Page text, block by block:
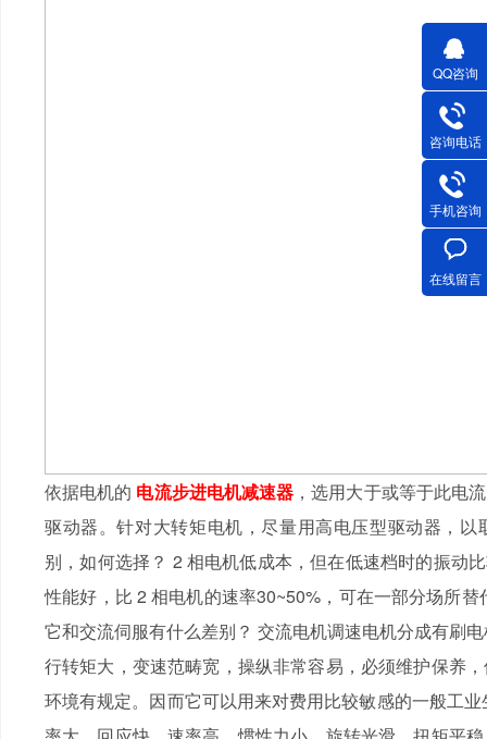
依据电机的 电流步进电机减速器 ，选用大于或等于此电
驱动器。针对大转矩电机，尽量用高电压型驱动器，
别，如何选择？ 2 相电机低成本，但在低速档时的振动
性能好，比 2 相电机的速率30~50%，可在一部分场所
它和交流伺服有什么差别？ 交流电机调速电机分成有刷
行转矩大，变速范畴宽，操纵非常容易，必须维护保养
环境有规定。因而它可以用来对费用比较敏感的一般工
QQ咨询
咨询电话
手机咨询
在线留言